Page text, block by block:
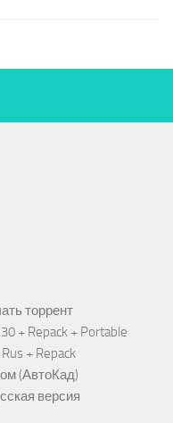
торрент
+ Repack + Portable
+ Repack
(АвтоКад)
версия